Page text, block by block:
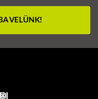
VELÜNK!